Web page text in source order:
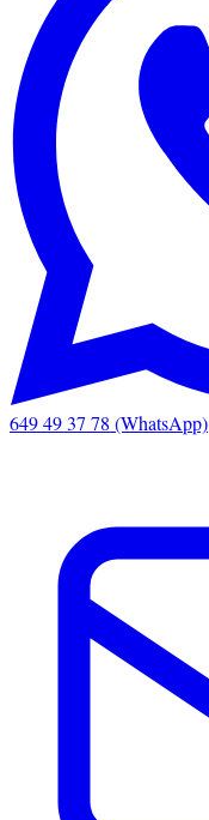
649 49 37 78 (WhatsApp)